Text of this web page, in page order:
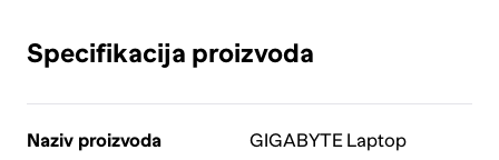
Specifikacija proizvoda
Naziv proizvoda
GIGABYTE Laptop